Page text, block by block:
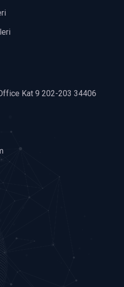
Kat 9 202-203 34406